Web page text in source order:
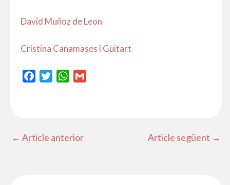
David Muñoz de Leon
Cristina Canamases i Guitart
o
e
W
A
← Article anterior Article següent →